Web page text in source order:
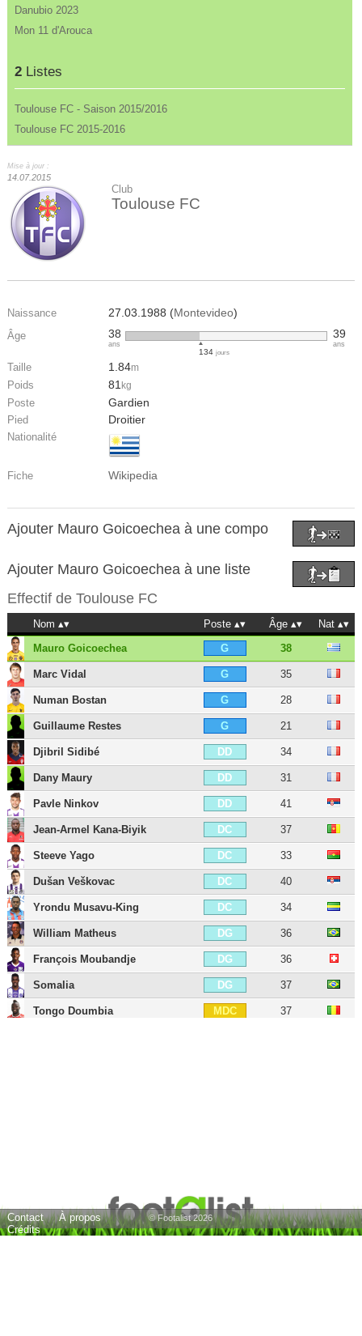
Danubio 2023
Mon 11 d'Arouca
2 Listes
Toulouse FC - Saison 2015/2016
Toulouse FC 2015-2016
Mise à jour :
14.07.2015
Club
Toulouse FC
Naissance 27.03.1988 (Montevideo)
Âge 38
ans
134jours
39
ans
Taille 1.84m
Poids 81 kg
Poste Gardien
Pied Droitier
Nationalité
Fiche Wikipedia
Ajouter Mauro Goicoechea à une compo
Ajouter Mauro Goicoechea à une liste
Effectif de Toulouse FC
Nom Poste Âge
Nat
Mauro Goicoechea
G 38
Marc Vidal G 35
Numan Bostan G 28
Guillaume Restes G 21
Djibril Sidibé DD 34
Dany Maury DD 31
Pavle Ninkov DD 41
Jean-Armel Kana-Biyik DC 37
Steeve Yago DC 33
Dušan Veškovac DC 40
Yrondu Musavu-King DC 34
William Matheus DG 36
François Moubandje DG 36
Somalia DG 37
Tongo Doumbia MDC 37
Youssef Ben Ali ATT 31
Contact
À propos
Crédits
© Footalist 2026